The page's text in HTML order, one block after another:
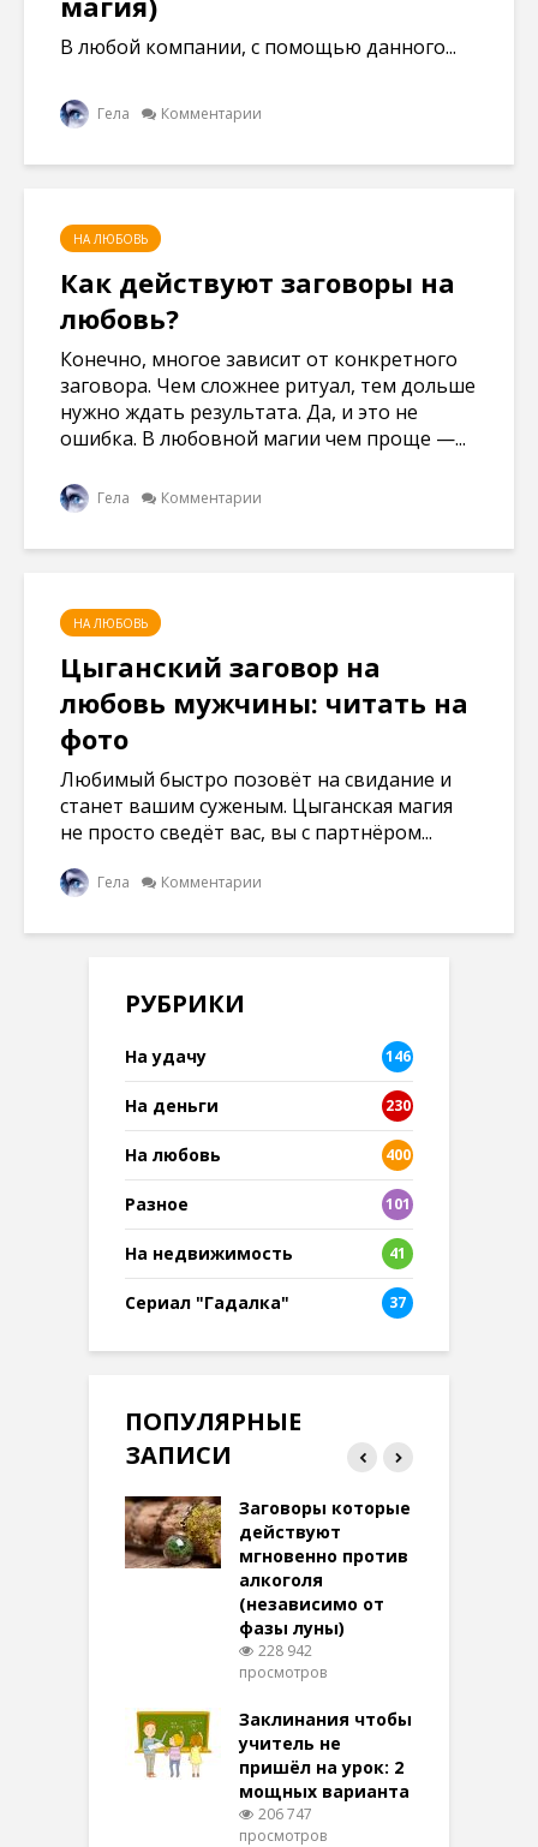
В любой компании, с помощью данного...
Гела Комментарии
НА ЛЮБОВЬ
Как действуют заговоры на
любовь?
Конечно, многое зависит от конкретного
заговора. Чем сложнее ритуал, тем дольше
нужно ждать результата. Да, и это не
ошибка. В любовной магии чем проще —...
Гела Комментарии
НА ЛЮБОВЬ
Цыганский заговор на
любовь мужчины: читать на
фото
Любимый быстро позовёт на свидание и
станет вашим суженым. Цыганская магия
не просто сведёт вас, вы с партнёром...
Гела Комментарии
РУБРИКИ
На удачу 146
На деньги 230
На любовь 400
Разное
101
8
На недвижимость 41
Сериал "Гадалка" 37
ПОПУЛЯРНЫЕ
ЗАПИСИ
Заговоры которые
действуют
мгновенно против
алкоголя
(независимо от
фазы луны)
228 942
просмотров
Заклинания чтобы
учитель не
пришёл на урок: 2
мощных варианта
206 747
просмотров